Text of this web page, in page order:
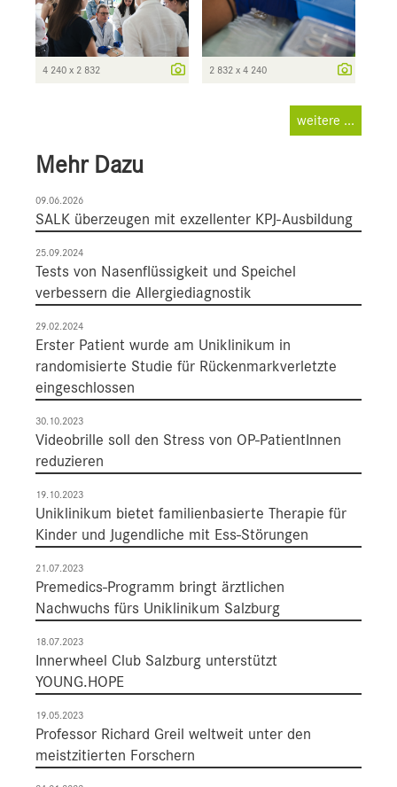
4 240 x 2 832 2 832 x 4 240
weitere ...
Mehr Dazu
09.06.2026
SALK überzeugen mit exzellenter KPJ-Ausbildung
25.09.2024
Tests von Nasenflüssigkeit und Speichel
verbessern die Allergiediagnostik
29.02.2024
Erster Patient wurde am Uniklinikum in
randomisierte Studie für Rückenmarkverletzte
eingeschlossen
30.10.2023
Videobrille soll den Stress von OP-PatientInnen
reduzieren
19.10.2023
Uniklinikum bietet familienbasierte Therapie für
Kinder und Jugendliche mit Ess-Störungen
21.07.2023
Premedics-Programm bringt ärztlichen
Nachwuchs fürs Uniklinikum Salzburg
18.07.2023
Innerwheel Club Salzburg unterstützt
YOUNG.HOPE
19.05.2023
Professor Richard Greil weltweit unter den
meistzitierten Forschern